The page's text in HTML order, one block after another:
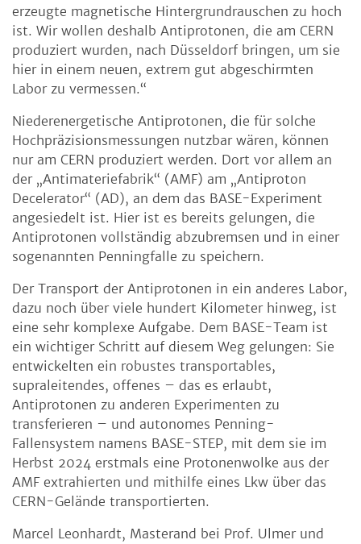
erzeugte magnetische Hintergrundrauschen zu hoch
ist. Wir wollen deshalb Antiprotonen, die am CERN
produziert wurden, nach Düsseldorf bringen, um sie
hier in einem neuen, extrem gut abgeschirmten
Labor zu vermessen.“
Niederenergetische Antiprotonen, die für solche
Hochpräzisionsmessungen nutzbar wären, können
nur am CERN produziert werden. Dort vor allem an
der „Antimateriefabrik“ (AMF) am „Antiproton
Decelerator“ (AD), an dem das BASE-Experiment
angesiedelt ist. Hier ist es bereits gelungen, die
Antiprotonen vollständig abzubremsen und in einer
sogenannten Penningfalle zu speichern.
Der Transport der Antiprotonen in ein anderes Labor,
dazu noch über viele hundert Kilometer hinweg, ist
eine sehr komplexe Aufgabe. Dem BASE-Team ist
ein wichtiger Schritt auf diesem Weg gelungen: Sie
entwickelten ein robustes transportables,
supraleitendes, offenes – das es erlaubt,
Antiprotonen zu anderen Experimenten zu
transferieren – und autonomes Penning-
Fallensystem namens BASE-STEP, mit dem sie im
Herbst 2024 erstmals eine Protonenwolke aus der
AMF extrahierten und mithilfe eines Lkw über das
CERN-Gelände transportierten.
Marcel Leonhardt, Masterand bei Prof. Ulmer und